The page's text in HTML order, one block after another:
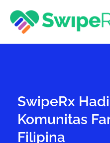
SwipeRx
Komunitas
Filipina